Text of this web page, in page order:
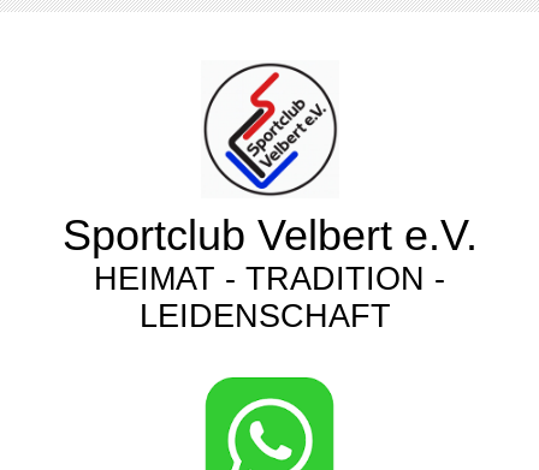
Sportclub Velbert e.V.
HEIMAT - TRADITION -
LEIDENSCHAFT